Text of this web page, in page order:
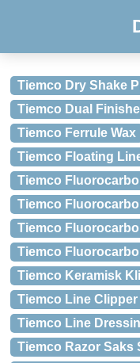
Tiemco Dry Shake
Tiemco Dual
Tiemco Ferrule Wax
Tiemco Floating
Tiemco
Tiemco
Tiemco
Tiemco
Tiemco Keramisk
Tiemco Line
Tiemco Line
Tiemco Razor Saks